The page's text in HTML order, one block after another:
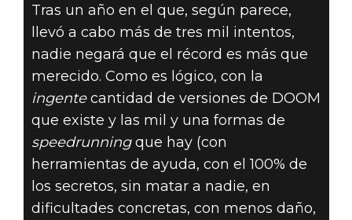
Tras un año en el que, según parece,
llevó a cabo más de tres mil intentos,
nadie negará que el récord es más que
merecido. Como es lógico, con la
ingentecantidad de versiones de DOOM
que existe y las mil y una formas de
speedrunningque hay (con
herramientas de ayuda, con el 100% de
los secretos, sin matar a nadie, en
dificultades concretas, con menos daño,